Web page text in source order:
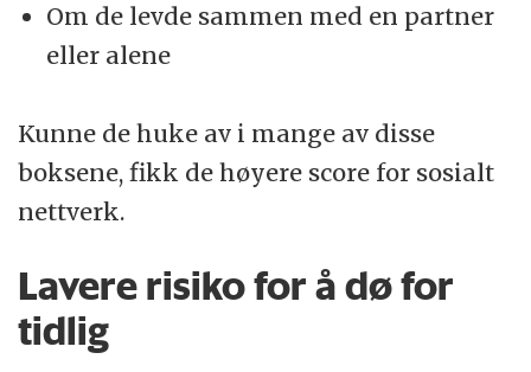
Om de levde sammen med en partner
eller alene
Kunne de huke av i mange av disse
boksene, fikk de høyere score for sosialt
nettverk.
Lavere risiko for å dø for
tidlig